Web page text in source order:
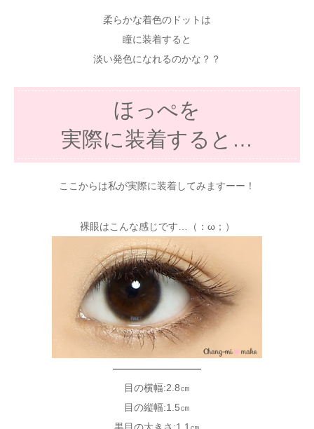
柔らかな着色のドットは
瞳に装着すると
淡い発色になれるのかな？？
ほっぺを
実際に装着すると…
ここからは私が実際に装着してみますーー！
裸眼はこんな感じです…（：ω；）
—————————
目の横幅:2.8㎝
目の縦幅:1.5㎝
黒目の大きさ:1.1㎝